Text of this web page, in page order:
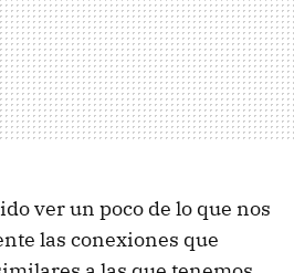
ver un poco de lo que nos
las conexiones que